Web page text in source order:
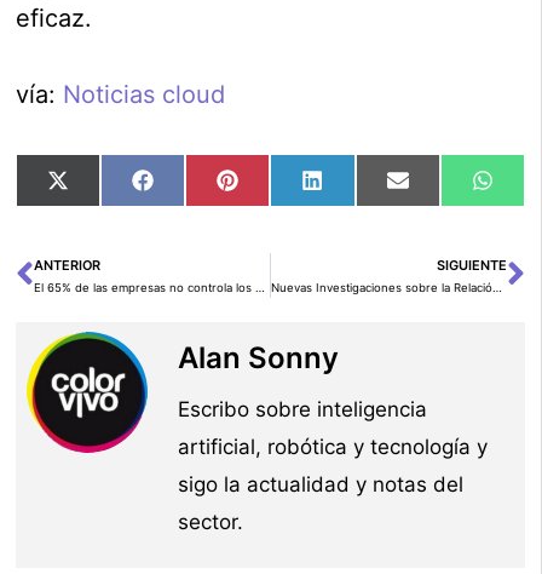
eficaz.
vía: Noticias cloud
Compartir
en
X
Compartir
en
FacebookCompartir
en
PinterestCompartir
en
LinkedInCompartir
en
Email
en
Ant
ANTERIOR SIGUIENTE
Alan Sonny
Escribo sobre inteligencia
artificial, robótica y tecnología y
sigo la actualidad y notas del
sector.